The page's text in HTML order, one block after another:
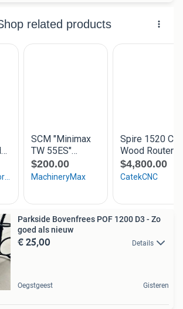
Parkside Bovenfrees POF 1200 D3 - Zo
goed als nieuw
€ 25,00 Details
Oegstgeest Gisteren